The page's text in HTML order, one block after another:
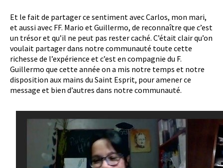
Et le fait de partager ce sentiment avec Carlos, mon mari,
et aussi avec FF. Mario et Guillermo, de reconnaître que c’est
un trésor et qu’il ne peut pas rester caché. C’était clair qu’on
voulait partager dans notre communauté toute cette
richesse de l’expérience et c’est en compagnie du F.
Guillermo que cette année on a mis notre temps et notre
disposition aux mains du Saint Esprit, pour amener ce
message et bien d’autres dans notre communauté.